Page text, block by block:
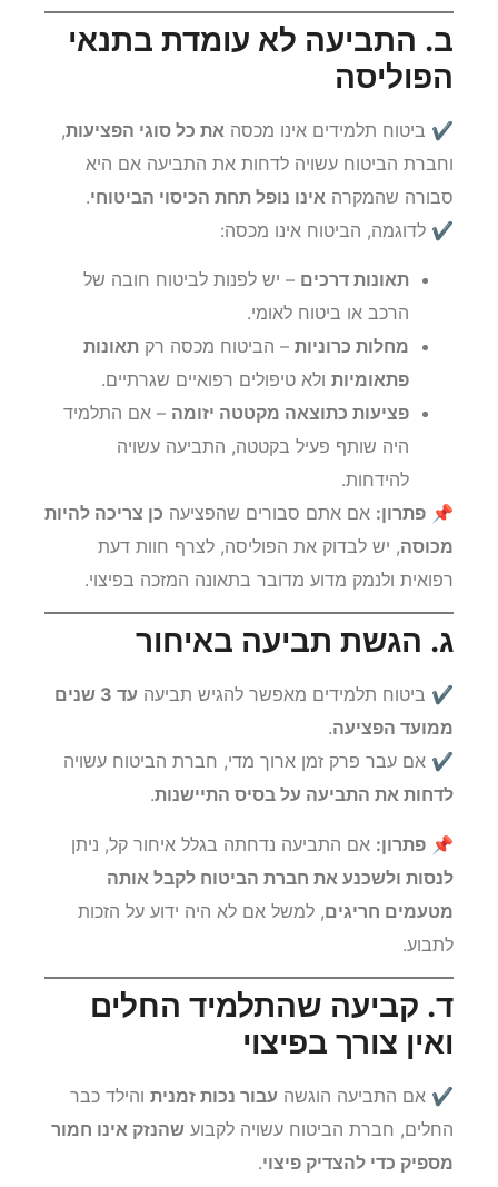
כי מדובר בתיקון.
ב. התביעה לא עומדת בתנאי
הפוליסה
✔ ביטוח תלמידים אינו מכסהאת כל סוגי הפציעות
וחברת הביטוח עשויה לדחות את התביעה אם היא
סבורה שהמקרהאינו נופל תחת הכיסוי הביטוחי
✔ לדוגמה, הביטוח אינו מכסה:
תאונות דרכים– יש לפנות לביטוח חובה של
הרכב או ביטוח לאומי.
מחלות כרוניות– הביטוח מכסה רקתאונות
פתאומיותולא טיפולים רפואיים שגרתיים.
פציעות כתוצאה מקטטה יזומה– אם התלמיד
היה שותף פעיל בקטטה, התביעה עשויה
להידחות.
📌פתרון:אם אתם סבורים שהפציעהכן צריכה להיות
מכוסה , יש לבדוק את הפוליסה, לצרף חוות דעת
רפואית ולנמק מדוע מדובר בתאונה המזכה בפיצוי.
ג. הגשת תביעה באיחור
✔ ביטוח תלמידים מאפשר להגיש תביעה
ממועד הפציעה.
✔ אם עבר פרק זמן ארוך מדי, חברת הביטוח עשויה
לדחות את התביעה על בסיס התיישנות
📌פתרון:אם התביעה נדחתה בגלל איחור קל, ניתן
לנסות ולשכנע את חברת הביטוח לקבל אותה
מטעמים חריגים
לתבוע.
ד. קביעה שהתלמיד החלים
ואין צורך בפיצוי
✔ אם התביעה הוגשהעבור נכות זמניתוהילד כבר
החלים, חברת הביטוח עשויה לקבוע